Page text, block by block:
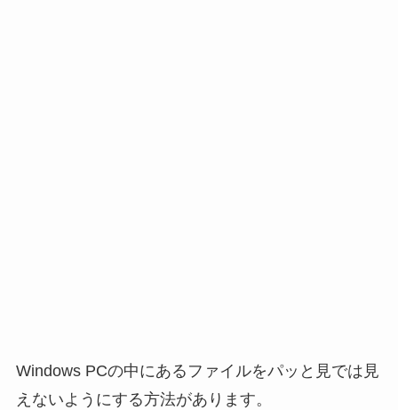
Windows PCの中にあるファイルをパッと見では見
えないようにする方法があります。